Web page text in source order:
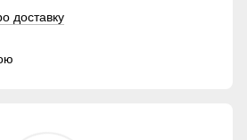
доставку